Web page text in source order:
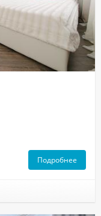
Подробнее